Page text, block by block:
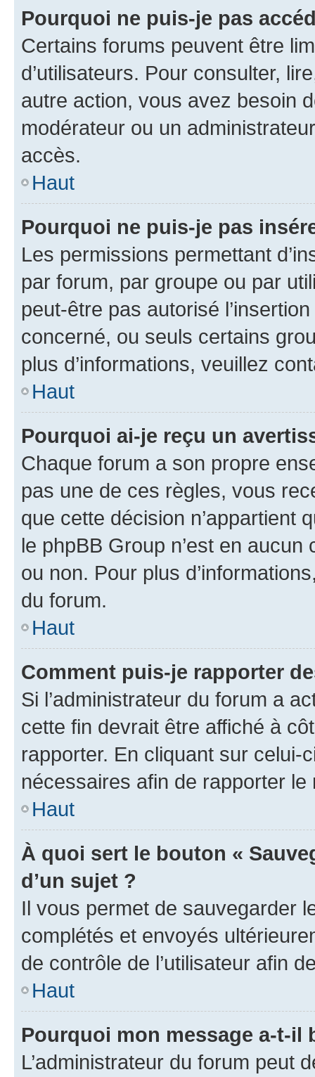
Pourquoi ne puis-je pas
Certains forums peuvent être
d’utilisateurs. Pour consulter,
autre action, vous avez besoin
modérateur ou un
accès.
Haut
Pourquoi ne puis-je pas
Les permissions permettant
par forum, par groupe ou par
peut-être pas autorisé
concerné, ou seuls certains
plus d’informations, veuillez
Haut
Pourquoi ai-je reçu un
Chaque forum a son propre
pas une de ces règles, vous
que cette décision n’appartient
le phpBB Group n’est en
ou non. Pour plus
du forum.
Haut
Comment puis-je rapporter
Si l’administrateur du forum a
cette fin devrait être affiché à
rapporter. En cliquant sur
nécessaires afin de rapporter le
Haut
À quoi sert le bouton «
d’un sujet ?
Il vous permet de sauvegarder
complétés et envoyés
de contrôle de l’utilisateur afin
Haut
Pourquoi mon message a-t-il
L’administrateur du forum peut